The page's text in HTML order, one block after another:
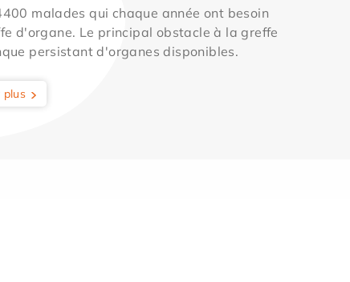
malades qui chaque année ont besoin
d'organe. Le principal obstacle à la greffe
persistant d'organes disponibles.
plus